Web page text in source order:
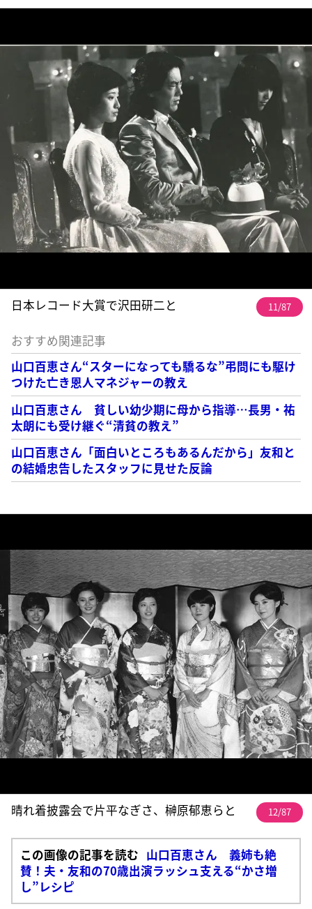
日本レコード大賞で沢田研二と 11/87
おすすめ関連記事
山口百恵さん“スターになっても驕るな”弔問にも駆け
つけた亡き恩人マネジャーの教え
山口百恵さん 貧しい幼少期に母から指導…長男・祐
太朗にも受け継ぐ“清貧の教え”
山口百恵さん「面白いところもあるんだから」友和と
の結婚忠告したスタッフに見せた反論
晴れ着披露会で片平なぎさ、榊原郁恵らと 12/87
この画像の記事を読む 山口百恵さん 義姉も絶
賛！夫・友和の70歳出演ラッシュ支える“かさ増
し”レシピ